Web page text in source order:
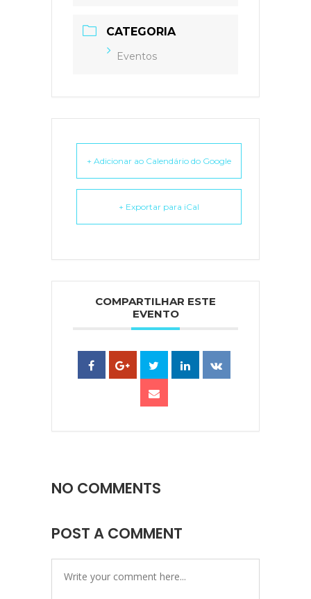
CATEGORIA
Eventos
+ Adicionar ao Calendário do Google
+ Exportar para iCal
COMPARTILHAR ESTE
EVENTO
NO COMMENTS
POST A COMMENT